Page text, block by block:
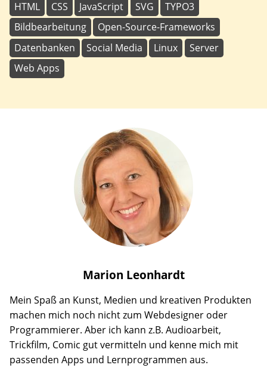
HTML CSS JavaScript SVG
TYPO3
Bildbearbeitung
Open-Source-Frameworks
Datenbanken
Social Media Linux
Server
Web Apps
Marion Leonhardt
Mein Spaß an Kunst, Medien und kreativen Produkten
machen mich noch nicht zum Webdesigner oder
Programmierer. Aber ich kann z.B. Audioarbeit,
Trickfilm, Comic gut vermitteln und kenne mich mit
passenden Apps und Lernprogrammen aus.